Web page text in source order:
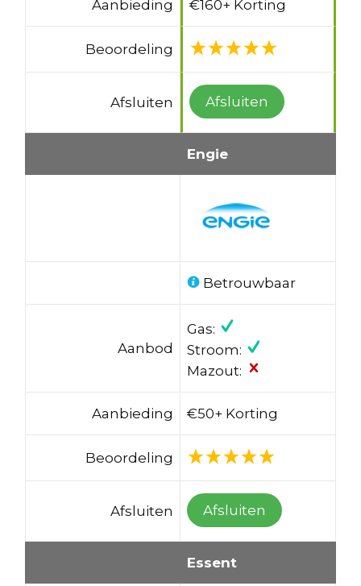
Aanbieding €160+ Korting
Beoordeling
Afsluiten Afsluiten
Engie
Betrouwbaar
Aanbod
Gas:
Stroom:
Mazout:
Aanbieding €50+ Korting
Beoordeling
Afsluiten Afsluiten
Essent